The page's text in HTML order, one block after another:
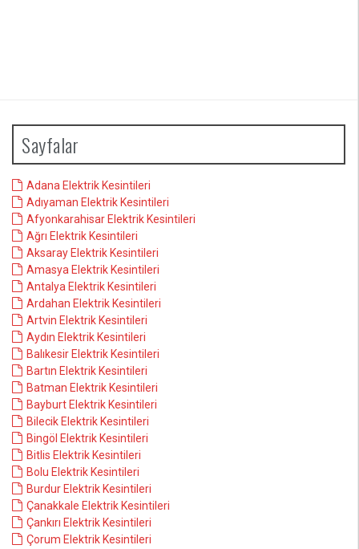
Sayfalar
Adana Elektrik Kesintileri
Adıyaman Elektrik Kesintileri
Afyonkarahisar Elektrik Kesintileri
Ağrı Elektrik Kesintileri
Aksaray Elektrik Kesintileri
Amasya Elektrik Kesintileri
Antalya Elektrik Kesintileri
Ardahan Elektrik Kesintileri
Artvin Elektrik Kesintileri
Aydın Elektrik Kesintileri
Balıkesir Elektrik Kesintileri
Bartın Elektrik Kesintileri
Batman Elektrik Kesintileri
Bayburt Elektrik Kesintileri
Bilecik Elektrik Kesintileri
Bingöl Elektrik Kesintileri
Bitlis Elektrik Kesintileri
Bolu Elektrik Kesintileri
Burdur Elektrik Kesintileri
Çanakkale Elektrik Kesintileri
Çankırı Elektrik Kesintileri
Çorum Elektrik Kesintileri